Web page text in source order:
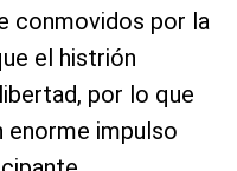
conmovidos por la
el histrión
por lo que
impulso